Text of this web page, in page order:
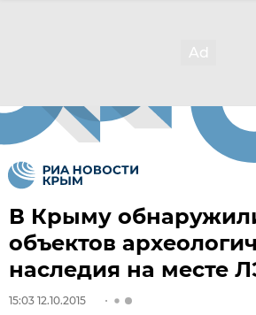
В Крыму
объектов
наследия на месте
15:03 12.10.2015